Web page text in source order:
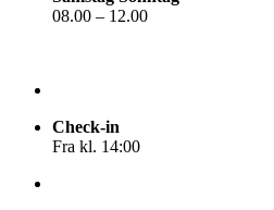
08.00 – 12.00
Check-in
Fra kl. 14:00